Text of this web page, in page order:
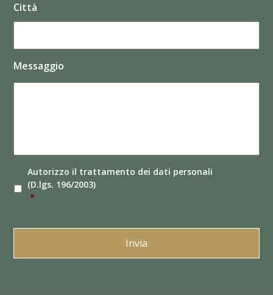
Città
Messaggio
Autorizzo il trattamento dei dati personali
(D.lgs. 196/2003)
*